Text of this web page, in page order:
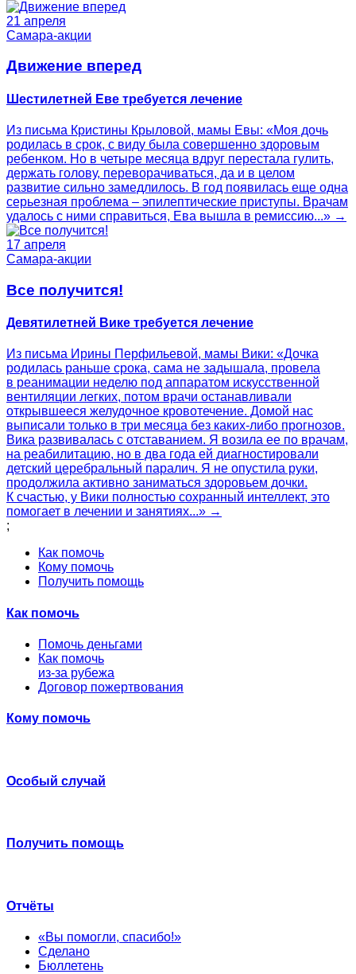
21 апреля
Самара-акции
Движение вперед
Шестилетней Еве требуется лечение
Из письма Кристины Крыловой, мамы Евы: «Моя дочь
родилась в срок, с виду была совершенно здоровым
ребенком. Но в четыре месяца вдруг перестала гулить,
держать голову, переворачиваться, да и в целом
развитие сильно замедлилось. В год появилась еще одна
серьезная проблема – эпилептические приступы. Врачам
удалось с ними справиться, Ева вышла в ремиссию...» →
17 апреля
Самара-акции
Все получится!
Девятилетней Вике требуется лечение
Из письма Ирины Перфильевой, мамы Вики: «Дочка
родилась раньше срока, сама не задышала, провела
в реанимации неделю под аппаратом искусственной
вентиляции легких, потом врачи останавливали
открывшееся желудочное кровотечение. Домой нас
выписали только в три месяца без каких-либо прогнозов.
Вика развивалась с отставанием. Я возила ее по врачам,
на реабилитацию, но в два года ей диагностировали
детский церебральный паралич. Я не опустила руки,
продолжила активно заниматься здоровьем дочки.
К счастью, у Вики полностью сохранный интеллект, это
помогает в лечении и занятиях...» →
;
Как помочь
Кому помочь
Получить помощь
Как помочь
Помочь деньгами
Как помочь
из-за рубежа
Договор пожертвования
Кому помочь
Особый случай
Получить помощь
Отчёты
«Вы помогли, спасибо!»
Сделано
Бюллетень